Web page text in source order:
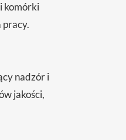
komórki
pracy.
nadzór i
jakości,